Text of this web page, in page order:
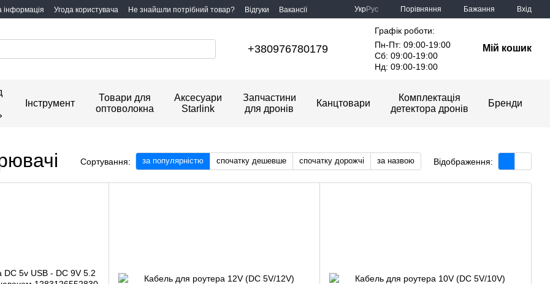
інформація Угода користувача Не знайшли потрібний товар? Відгуки Вакансії УкрРус Порівняння Бажання Вхід
+380976780179
Графік роботи:
Пн-Пт: 09:00-19:00
Сб: 09:00-19:00
Нд: 09:00-19:00
Мій кошик
Інструмент
Товари для
оптоволокна
Аксесуари
Starlink
Запчастини
для дронів
Канцтовари
Комплектація
детектора дронів
Бренди
Сортування: за популярністю спочатку дешевше спочатку дорожчі за назвою Відображення: